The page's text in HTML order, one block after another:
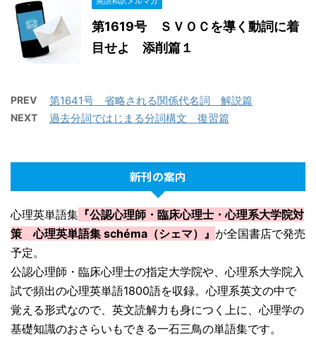
第1619号 ＳＶＯＣを導く動詞に着
目せよ 添削篇１
PREV 第1641号 省略される関係代名詞 解説篇
NEXT 過去分詞ではじまる分詞構文 復習篇
新刊の案内
心理英単語集 『公認心理師・臨床心理士・心理系大学院対
策 心理英単語集 schéma（シェマ）』 が全国書店で発売
予定。
公認心理師・臨床心理士の指定大学院や、心理系大学院入
試で頻出の心理英単語1800語を収録。心理系英文の中で
覚える形式なので、英文読解力も身につく上に、心理学の
基礎知識のおさらいもできる一石三鳥の単語集です。